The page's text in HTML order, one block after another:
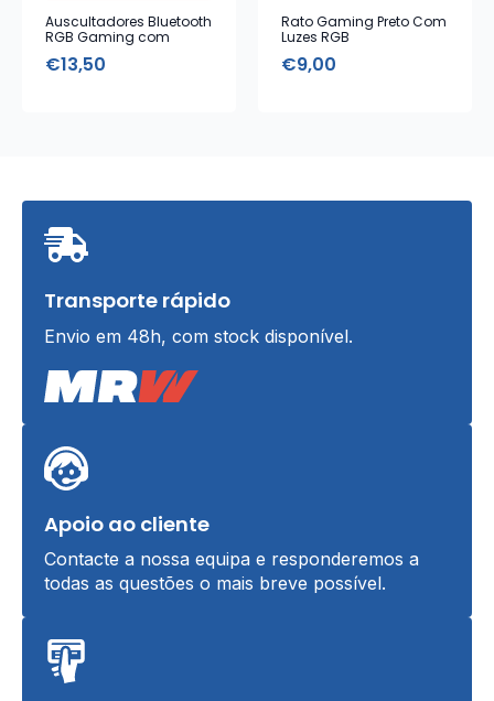
Auscultadores Bluetooth
RGB Gaming com
€13,50
Rato Gaming Preto Com
Luzes RGB
€9,00
Transporte rápido
Envio em 48h, com stock disponível.
Apoio ao cliente
Contacte a nossa equipa e responderemos a
todas as questões o mais breve possível.